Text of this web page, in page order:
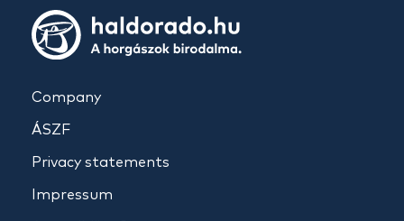
Company
ÁSZF
Privacy statements
Impressum